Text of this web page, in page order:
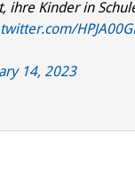
ihre Kinder in
14, 2023